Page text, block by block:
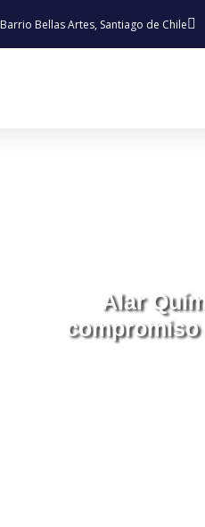
Barrio Bellas Artes, Santiago de Chile
Alar